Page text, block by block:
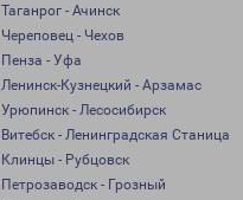
Таганрог - Ачинск
Череповец - Чехов
Пенза - Уфа
Ленинск-Кузнецкий - Арзамас
Урюпинск - Лесосибирск
Витебск - Ленинградская Станица
Клинцы - Рубцовск
Петрозаводск - Грозный